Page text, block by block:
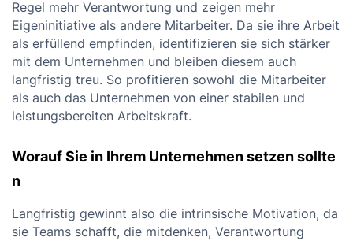
Regel mehr Verantwortung und zeigen mehr
Eigeninitiative als andere Mitarbeiter. Da sie ihre Arbeit
als erfüllend empfinden, identifizieren sie sich stärker
mit dem Unternehmen und bleiben diesem auch
langfristig treu. So profitieren sowohl die Mitarbeiter
als auch das Unternehmen von einer stabilen und
leistungsbereiten Arbeitskraft.
Worauf Sie in Ihrem Unternehmen setzen sollte
n
Langfristig gewinnt also die intrinsische Motivation, da
sie Teams schafft, die mitdenken, Verantwortung